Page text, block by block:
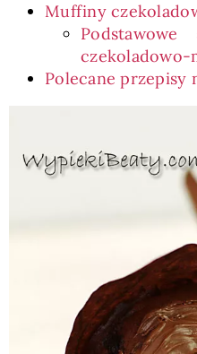
Muffiny
czekoladowo-
Polecane przepisy